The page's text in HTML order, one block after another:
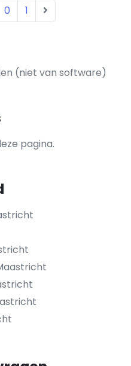
(niet van software)
pagina.
0 1